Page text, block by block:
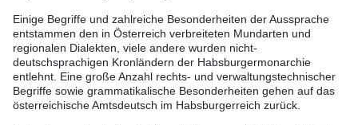
Einige Begriffe und zahlreiche Besonderheiten der Aussprache
entstammen den in Österreich verbreiteten Mundarten und
regionalen Dialekten, viele andere wurden nicht-
deutschsprachigen Kronländern der Habsburgermonarchie
entlehnt. Eine große Anzahl rechts- und verwaltungstechnischer
Begriffe sowie grammatikalische Besonderheiten gehen auf das
österreichische Amtsdeutsch im Habsburgerreich zurück.